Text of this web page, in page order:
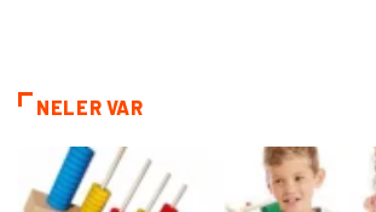
NELER VAR